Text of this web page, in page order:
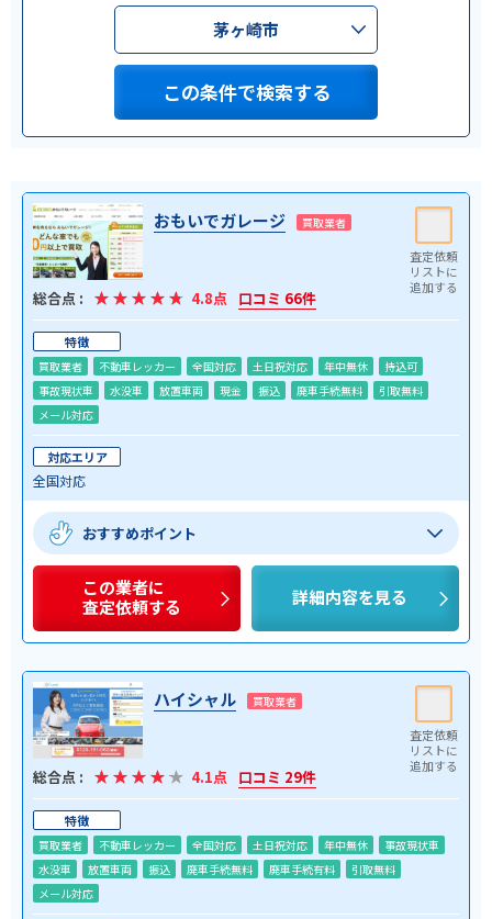
茅ヶ崎市
この条件で検索する
おもいでガレージ 買取業者
総合点 : 4.8点 口コミ 66件
特徴
買取業者 不動車レッカー 全国対応 土日祝対応 年中無休
持込可
事故現状車
水没車 放置車両 現金 振込 廃車手続無料
引取無料
メール対応
対応エリア
全国対応
おすすめポイント
この業者に
査定依頼する
詳細内容を見る
ハイシャル 買取業者
総合点 : 4.1点 口コミ 29件
特徴
買取業者 不動車レッカー 全国対応 土日祝対応 年中無休
事故現状車
水没車
放置車両 振込 廃車手続無料 廃車手続有料
引取無料
メール対応